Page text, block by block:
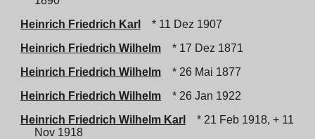
Heinrich Friedrich Karl
* 11 Dez 1907
Heinrich Friedrich Wilhelm
* 17 Dez 1871
Heinrich Friedrich Wilhelm
* 26 Mai 1877
Heinrich Friedrich Wilhelm
* 26 Jan 1922
Heinrich Friedrich Wilhelm Karl
* 21 Feb 1918, + 11
Nov 1918